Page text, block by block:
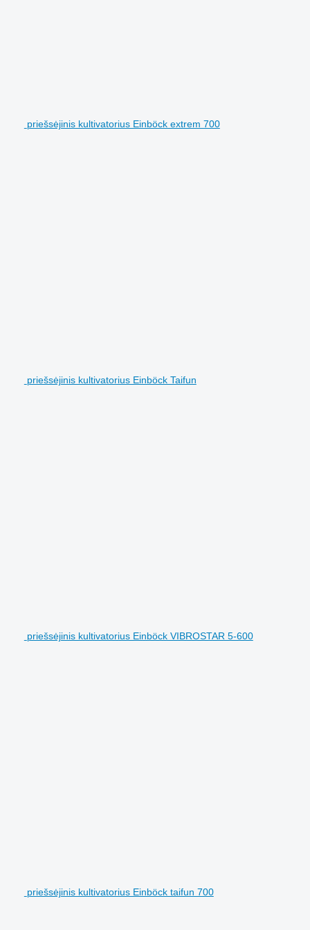
priešsėjinis kultivatorius Einböck extrem 700
priešsėjinis kultivatorius Einböck Taifun
priešsėjinis kultivatorius Einböck VIBROSTAR 5-600
priešsėjinis kultivatorius Einböck taifun 700